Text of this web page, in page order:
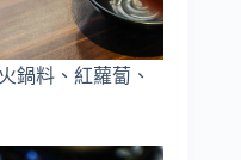
鍋料、紅蘿蔔、